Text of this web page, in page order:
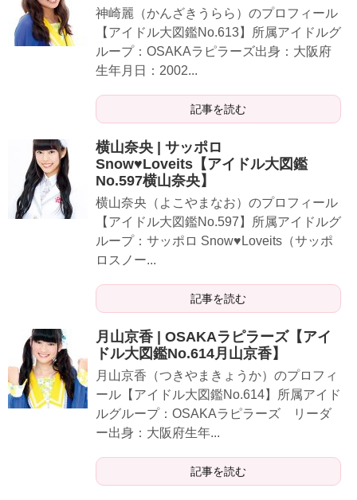
神崎麗（かんざきうらら）のプロフィール
【アイドル大図鑑No.613】所属アイドルグ
ループ：OSAKAラピラーズ出身：大阪府
生年月日：2002...
記事を読む
横山奈央 | サッポロ
Snow♥Loveits【アイドル大図鑑
No.597横山奈央】
横山奈央（よこやまなお）のプロフィール
【アイドル大図鑑No.597】所属アイドルグ
ループ：サッポロ Snow♥Loveits（サッポ
ロスノー...
記事を読む
月山京香 | OSAKAラピラーズ【アイ
ドル大図鑑No.614月山京香】
月山京香（つきやまきょうか）のプロフィ
ール【アイドル大図鑑No.614】所属アイド
ルグループ：OSAKAラピラーズ リーダ
ー出身：大阪府生年...
記事を読む